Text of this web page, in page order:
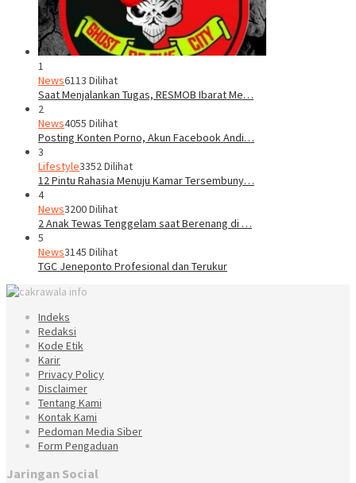
1
News6113 Dilihat
Saat Menjalankan Tugas, RESMOB Ibarat Me…
2
News4055 Dilihat
Posting Konten Porno, Akun Facebook Andi…
3
Lifestyle3352 Dilihat
12 Pintu Rahasia Menuju Kamar Tersembuny…
4
News3200 Dilihat
2 Anak Tewas Tenggelam saat Berenang di …
5
News3145 Dilihat
TGC Jeneponto Profesional dan Terukur
Indeks
Redaksi
Kode Etik
Karir
Privacy Policy
Disclaimer
Tentang Kami
Kontak Kami
Pedoman Media Siber
Form Pengaduan
Jaringan Social